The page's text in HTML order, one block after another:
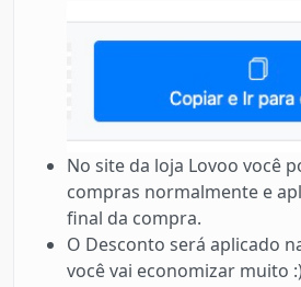
No site da loja Lovoo você
compras normalmente e
final da compra.
O Desconto será aplicado
você vai economizar muito